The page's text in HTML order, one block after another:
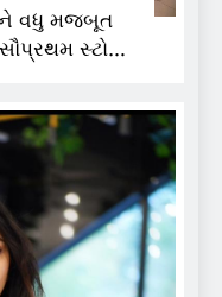
વધુ મજબૂત
સ્ટોર